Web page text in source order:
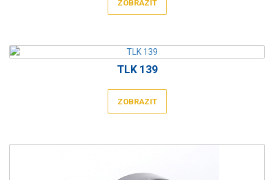
ZOBRAZIT
TLK 139
ZOBRAZIT